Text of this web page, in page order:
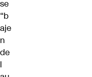
se
“b
aje
n
de
l